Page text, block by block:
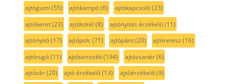
ajtógumi (55) ajtókampó(6) ajtókapcsoló(23)
ajtókeret(23) ajtókötél (8) ajtónyitás érzékelő(11)
ajtónyitó(17) ajtópolc(71) ajtópánt(20) ajtóretesz (16)
ajtórugó(11) ajtótartozék(194) ajtózsanér(6)
ajtózár(20) ajtó érzékelő(13) ajtóérzékelő(9)